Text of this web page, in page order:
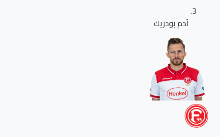
آدم بودزيك